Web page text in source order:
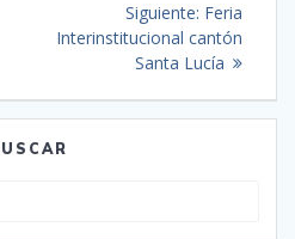
Siguiente: Feria
Interinstitucional cantón
Santa Lucía